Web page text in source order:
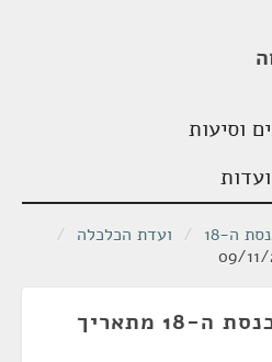
וסיעות
ועדות
ה-18 / ועדת הכלכלה /
ישיבת ועדה של הכנסת ה-18 מתאריך